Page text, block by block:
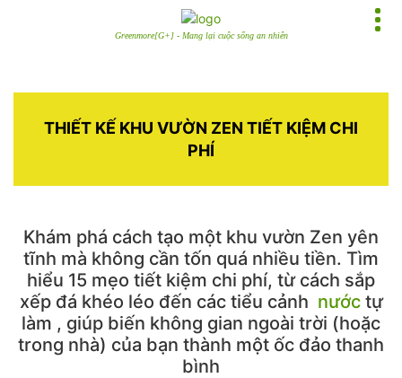
Greenmore[G+] - Mang lại cuộc sống an nhiên
THIẾT KẾ KHU VƯỜN ZEN TIẾT KIỆM CHI
PHÍ
Khám phá cách tạo một khu vườn Zen yên
tĩnh mà không cần tốn quá nhiều tiền. Tìm
hiểu 15 mẹo tiết kiệm chi phí, từ cách sắp
xếp đá khéo léo đến các tiểu cảnh nướctự
làm , giúp biến không gian ngoài trời (hoặc
trong nhà) của bạn thành một ốc đảo thanh
bình